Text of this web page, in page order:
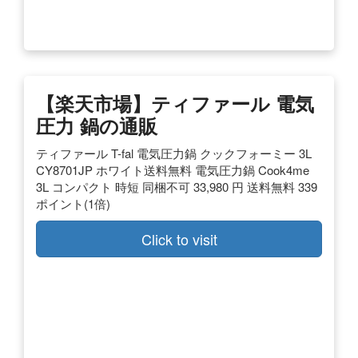
【楽天市場】ティファール 電気
圧力 鍋の通販
ティファール T-fal 電気圧力鍋 クックフォーミー 3L
CY8701JP ホワイト送料無料 電気圧力鍋 Cook4me
3L コンパクト 時短 同梱不可 33,980 円 送料無料 339
ポイント(1倍)
Click to visit